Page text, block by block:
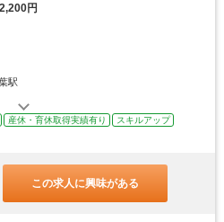
円
駅
産休・育休取得実績有り
スキルアップ
この求人に興味がある